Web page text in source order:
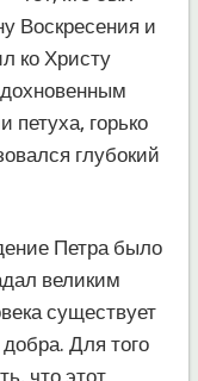
Воскресения и
ко Христу
горько
глубокий
Петра было
великим
существует
Для того
что этот